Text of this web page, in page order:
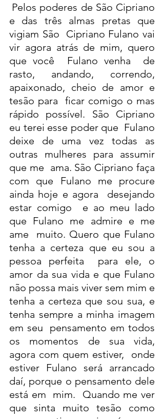
Pelos poderes de São Cipriano
e das três almas pretas que
vigiam São  Cipriano Fulano vai
vir agora atrás de mim, quero
que você  Fulano venha  de
rasto, andando, correndo,
apaixonado, cheio de amor e
tesão para  ficar comigo o mas
rápido possível. São Cipriano
eu terei esse poder que  Fulano
deixe de uma vez todas as
outras mulheres para assumir
que me  ama. São Cipriano faça
com que Fulano me procure
ainda hoje e agora  desejando
estar comigo  e ao meu lado
que Fulano me admire e me
ame  muito. Quero que Fulano
tenha a certeza que eu sou a
pessoa perfeita  para ele, o
amor da sua vida e que Fulano
não possa mais viver sem mim e
tenha a certeza que sou sua, e
tenha sempre a minha imagem
em seu  pensamento em todos
os momentos de sua vida,
agora com quem estiver,  onde
estiver Fulano será arrancado
daí, porque o pensamento dele
está em  mim.  Quando me ver
que sinta muito tesão como